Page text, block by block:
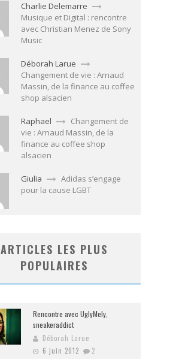
Charlie Delemarre
Musique et Digital : rencontre
avec Christian Menez de Sony
Music
Déborah Larue
Changement de vie : Arnaud
Massin, de la finance au coffee
shop alsacien
Raphael
Changement de
vie : Arnaud Massin, de la
finance au coffee shop
alsacien
Giulia
Adidas s’engage
pour la cause LGBT
ARTICLES LES PLUS
POPULAIRES
Rencontre avec UglyMely,
sneakeraddict
Déborah Larue
6 juin 2012
2